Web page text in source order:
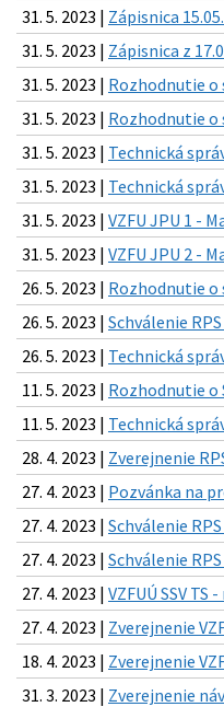
31. 5. 2023 | Zápisnica
31. 5. 2023 | Zápisnica z
31. 5. 2023 | Rozhodnutie o
31. 5. 2023 | Rozhodnutie o
31. 5. 2023 | Technická
31. 5. 2023 | Technická
31. 5. 2023 | VZFU JPU 1 -
31. 5. 2023 | VZFU JPU 2 -
26. 5. 2023 | Rozhodnutie o
26. 5. 2023 | Schválenie
26. 5. 2023 | Technická
11. 5. 2023 | Rozhodnutie o
11. 5. 2023 | Technická
28. 4. 2023 | Zverejnenie
27. 4. 2023 | Pozvánka na
27. 4. 2023 | Schválenie
27. 4. 2023 | Schválenie
27. 4. 2023 | VZFUÚ SSV TS
27. 4. 2023 | Zverejnenie
18. 4. 2023 | Zverejnenie
31. 3. 2023 | Zverejnenie